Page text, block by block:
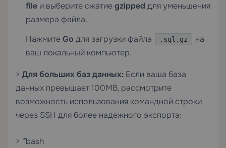
file и выберите сжатиеgzipped для уменьшения
размера файла.
НажмитеGo для загрузки файла .sql.gz
на
ваш локальный компьютер.
> Для больших баз данных: Если ваша база
данных превышает 100MB, рассмотрите
возможность использования командной строки
через SSH для более надежного экспорта:
> “`bash